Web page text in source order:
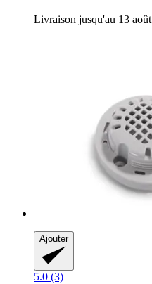
Livraison jusqu'au 13 août
Ajouter
5.0 (3)